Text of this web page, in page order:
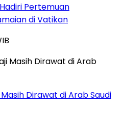
Pertemuan
di Vatikan
Dirawat di Arab Saudi